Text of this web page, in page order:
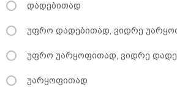
დადებითად
უფრო დადებითად, ვიდრე
უფრო უარყოფითად, ვიდრე
უარყოფითად